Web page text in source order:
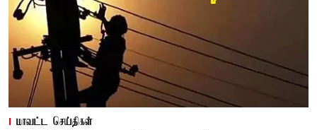
மாவட்ட செய்திகள்